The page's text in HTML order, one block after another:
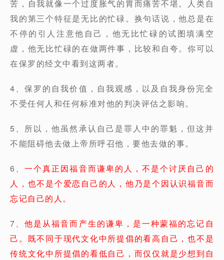
苦，自我就像一个过度胀气的胃而痛苦不堪。人类自
我的第三个特征是无比的忙碌。换句话说，他总是在
不停的引人注意他自己，他无比忙碌的试图填满空
虚，他无比忙碌的在做两件事，比较和自夸。你可以
在保罗的经文中看到这两者。
4、保罗的自我价值，自我观感，以及自我身份完全
不受任何人和任何标准对他的判决评估之影响。
5、所以，他虽然承认自己是罪人中的罪魁，但这并
不能阻碍他去做上帝所呼召他，要他去做的事。
6、一个真正因福音而谦卑的人，不是个讨厌自己的
人，也不是个爱恋自己的人，他乃是个因认识福音而
忘记自己的人。
7、他是从福音而产生的谦卑，是一种蒙福的忘记自
己。既不同于现代文化中所提倡的看高自己，也不是
传统文化中所提倡的看低自己，而仅仅就是少想到自